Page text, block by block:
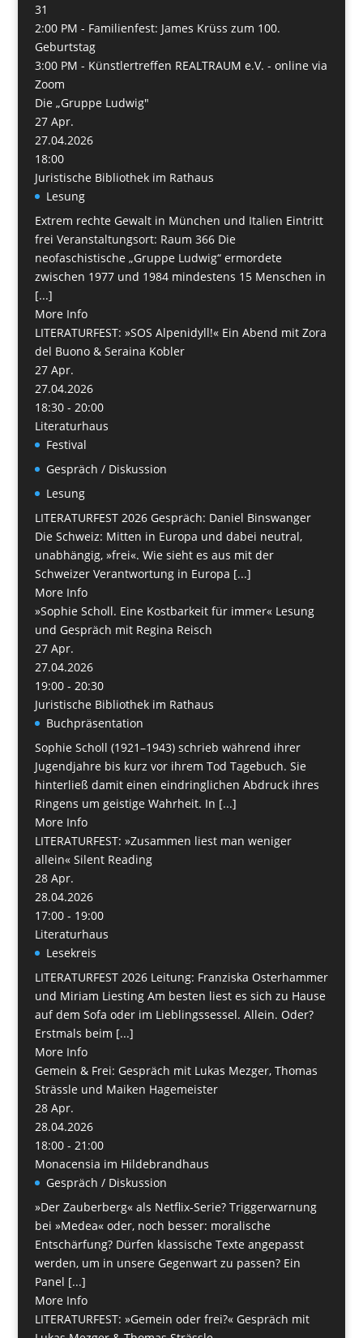
31
2:00 PM - Familienfest: James Krüss zum 100.
Geburtstag
3:00 PM - Künstlertreffen REALTRAUM e.V. - online via
Zoom
Die „Gruppe Ludwig"
27 Apr.
27.04.2026
18:00
Juristische Bibliothek im Rathaus
Lesung
Extrem rechte Gewalt in München und Italien Eintritt
frei Veranstaltungsort: Raum 366 Die
neofaschistische „Gruppe Ludwig“ ermordete
zwischen 1977 und 1984 mindestens 15 Menschen in
[...]
More Info
LITERATURFEST: »SOS Alpenidyll!« Ein Abend mit Zora
del Buono & Seraina Kobler
27 Apr.
27.04.2026
18:30 - 20:00
Literaturhaus
Festival
Gespräch / Diskussion
Lesung
LITERATURFEST 2026 Gespräch: Daniel Binswanger
Die Schweiz: Mitten in Europa und dabei neutral,
unabhängig, »frei«. Wie sieht es aus mit der
Schweizer Verantwortung in Europa [...]
More Info
»Sophie Scholl. Eine Kostbarkeit für immer« Lesung
und Gespräch mit Regina Reisch
27 Apr.
27.04.2026
19:00 - 20:30
Juristische Bibliothek im Rathaus
Buchpräsentation
Sophie Scholl (1921–1943) schrieb während ihrer
Jugendjahre bis kurz vor ihrem Tod Tagebuch. Sie
hinterließ damit einen eindringlichen Abdruck ihres
Ringens um geistige Wahrheit. In [...]
More Info
LITERATURFEST: »Zusammen liest man weniger
allein« Silent Reading
28 Apr.
28.04.2026
17:00 - 19:00
Literaturhaus
Lesekreis
LITERATURFEST 2026 Leitung: Franziska Osterhammer
und Miriam Liesting Am besten liest es sich zu Hause
auf dem Sofa oder im Lieblingssessel. Allein. Oder?
Erstmals beim [...]
More Info
Gemein & Frei: Gespräch mit Lukas Mezger, Thomas
Strässle und Maiken Hagemeister
28 Apr.
28.04.2026
18:00 - 21:00
Monacensia im Hildebrandhaus
Gespräch / Diskussion
»Der Zauberberg« als Netflix-Serie? Triggerwarnung
bei »Medea« oder, noch besser: moralische
Entschärfung? Dürfen klassische Texte angepasst
werden, um in unsere Gegenwart zu passen? Ein
Panel [...]
More Info
LITERATURFEST: »Gemein oder frei?« Gespräch mit